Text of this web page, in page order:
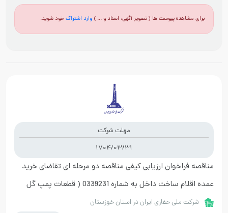
برای مشاهده پیوست ها ( تصویر آگهی، اسناد و ... ) وارد اشتراکخود شوید.
مهلت شرکت
1704/03/31
مناقصه فراخوان ارزیابی کیفی مناقصه دو مرحله ای تقاضای خرید
عمده اقلام ساخت داخل به شماره 0339231 ( قطعات پمپ گل
حفاری )شرکت ملی حفاری ایران در استان خوزستان